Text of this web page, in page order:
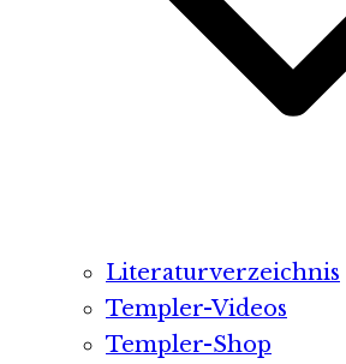
Literaturverzeichnis
Templer-Videos
Templer-Shop